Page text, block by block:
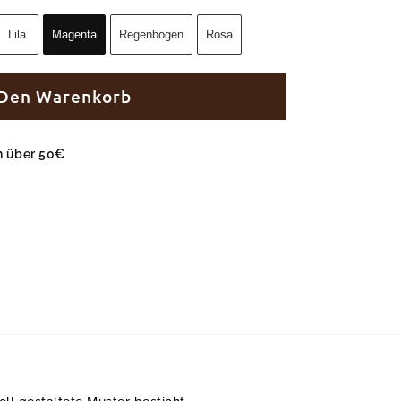
Lila Magenta Regenbogen Rosa
Warenkorb
über 50€